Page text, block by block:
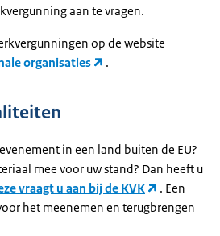
aan te vragen.
op de website
organisaties
.
in een land buiten de EU?
mee voor uw stand? Dan heeft u
vraagt u aan bij de KVK
. Een
het meenemen en terugbrengen